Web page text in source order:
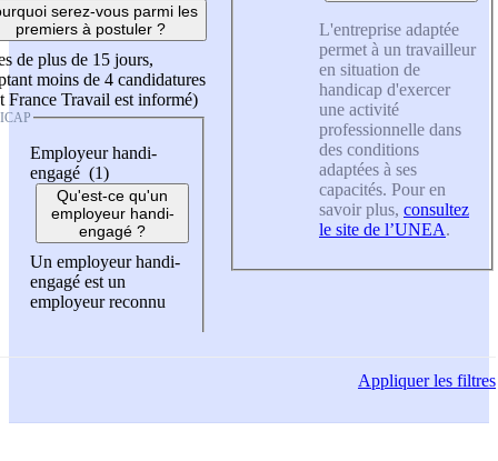
serez-vous parmi les
premiers à postuler ?
de plus de 15 jours,
moins de 4 candidatures
France Travail est informé)
Employeur handi-
engagé (1)
Qu'est-ce qu'un
employeur handi-
engagé ?
Un employeur handi-
engagé est un
employeur reconnu
L'entreprise adaptée
permet à un travailleur
en situation de
handicap d'exercer
une activité
professionnelle dans
des conditions
adaptées à ses
capacités. Pour en
savoir plus, consultez
le site de l’UNEA.
Appliquerles filtres